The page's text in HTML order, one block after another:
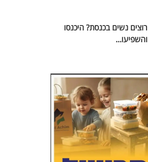
רוצים נשים בכנסת? היכנסו
והשפיעו...